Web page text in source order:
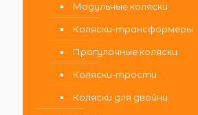
Модульные коляски
Коляски-трансформеры
Прогулочные коляски
Коляски-трости
Коляски для двойни